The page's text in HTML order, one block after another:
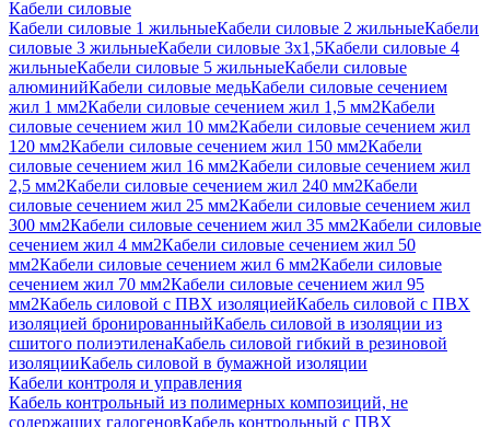
Кабели силовые
Кабели силовые 1 жильныеКабели силовые 2 жильныеКабели
силовые 3 жильныеКабели силовые 3х1,5Кабели силовые 4
жильныеКабели силовые 5 жильныеКабели силовые
алюминийКабели силовые медьКабели силовые сечением
жил 1 мм2Кабели силовые сечением жил 1,5 мм2Кабели
силовые сечением жил 10 мм2Кабели силовые сечением жил
120 мм2Кабели силовые сечением жил 150 мм2Кабели
силовые сечением жил 16 мм2Кабели силовые сечением жил
2,5 мм2Кабели силовые сечением жил 240 мм2Кабели
силовые сечением жил 25 мм2Кабели силовые сечением жил
300 мм2Кабели силовые сечением жил 35 мм2Кабели силовые
сечением жил 4 мм2Кабели силовые сечением жил 50
мм2Кабели силовые сечением жил 6 мм2Кабели силовые
сечением жил 70 мм2Кабели силовые сечением жил 95
мм2Кабель силовой с ПВХ изоляциейКабель силовой с ПВХ
изоляцией бронированныйКабель силовой в изоляции из
сшитого полиэтиленаКабель силовой гибкий в резиновой
изоляцииКабель силовой в бумажной изоляции
Кабели контроля и управления
Кабель контрольный из полимерных композиций, не
содержащих галогеновКабель контрольный с ПВХ